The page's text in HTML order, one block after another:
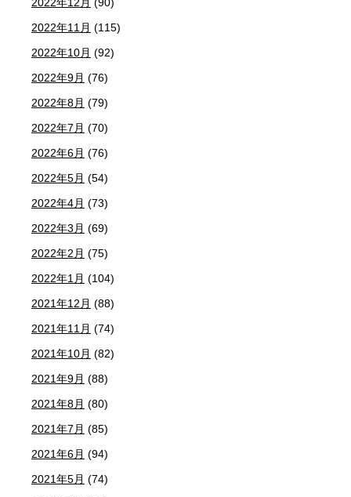
2022年12月 (90)
2022年11月 (115)
2022年10月 (92)
2022年9月 (76)
2022年8月 (79)
2022年7月 (70)
2022年6月 (76)
2022年5月 (54)
2022年4月 (73)
2022年3月 (69)
2022年2月 (75)
2022年1月 (104)
2021年12月 (88)
2021年11月 (74)
2021年10月 (82)
2021年9月 (88)
2021年8月 (80)
2021年7月 (85)
2021年6月 (94)
2021年5月 (74)